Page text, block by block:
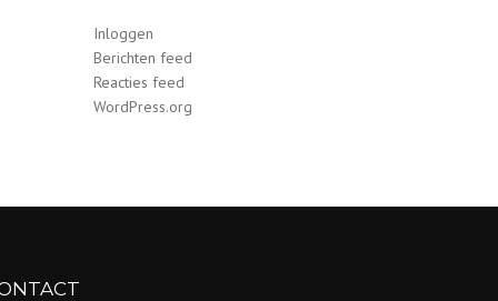
Inloggen
Berichten feed
Reacties feed
WordPress.org